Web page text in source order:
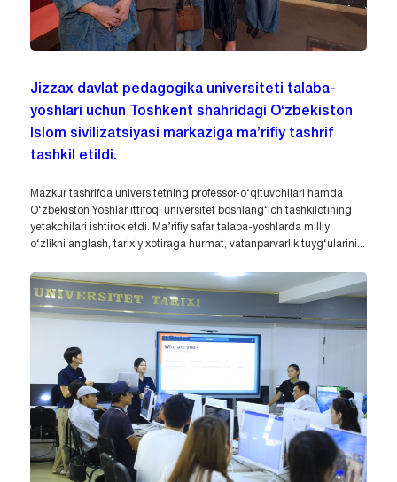
Jizzax davlat pedagogika universiteti talaba-
yoshlari uchun Toshkent shahridagi O‘zbekiston
Islom sivilizatsiyasi markaziga ma’rifiy tashrif
tashkil etildi.
Mazkur tashrifda universitetning professor-o‘qituvchilari hamda
O‘zbekiston Yoshlar ittifoqi universitet boshlang‘ich tashkilotining
yetakchilari ishtirok etdi. Ma’rifiy safar talaba-yoshlarda milliy
o‘zlikni anglash, tarixiy xotiraga hurmat, vatanparvarlik tuyg‘ularini...